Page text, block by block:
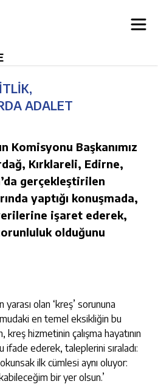
ADALET
Komisyonu Başkanımız
Kırklareli, Edirne,
gerçekleştirilen
yaptığı konuşmada,
işaret ederek,
olduğunu
yarası olan ‘kreş’ sorununa
en temel eksikliğin bu
hizmetinin çalışma hayatının
ifade ederek, taleplerini sıraladı:
ilk cümlesi aynı oluyor:
bir yer olsun.’